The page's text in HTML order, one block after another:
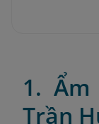
1.
Trần